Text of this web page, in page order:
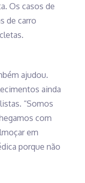
Os casos de
de carro
ajudou.
ainda
“Somos
com
em
porque não